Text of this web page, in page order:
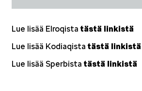
Lue lisää Elroqista tästä linkistä
Lue lisää Kodiaqista tästä linkistä
Lue lisää Sperbista tästä linkistä